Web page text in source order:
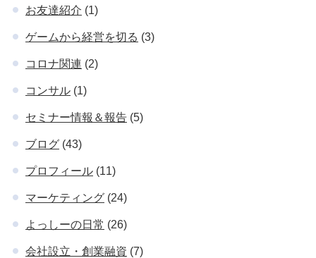
お友達紹介 (1)
ゲームから経営を切る (3)
コロナ関連 (2)
コンサル (1)
セミナー情報＆報告 (5)
ブログ (43)
プロフィール (11)
マーケティング (24)
よっしーの日常 (26)
会社設立・創業融資 (7)